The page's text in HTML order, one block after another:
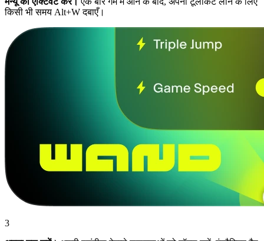
किसी भी समय Alt+W दबाएँ।
3